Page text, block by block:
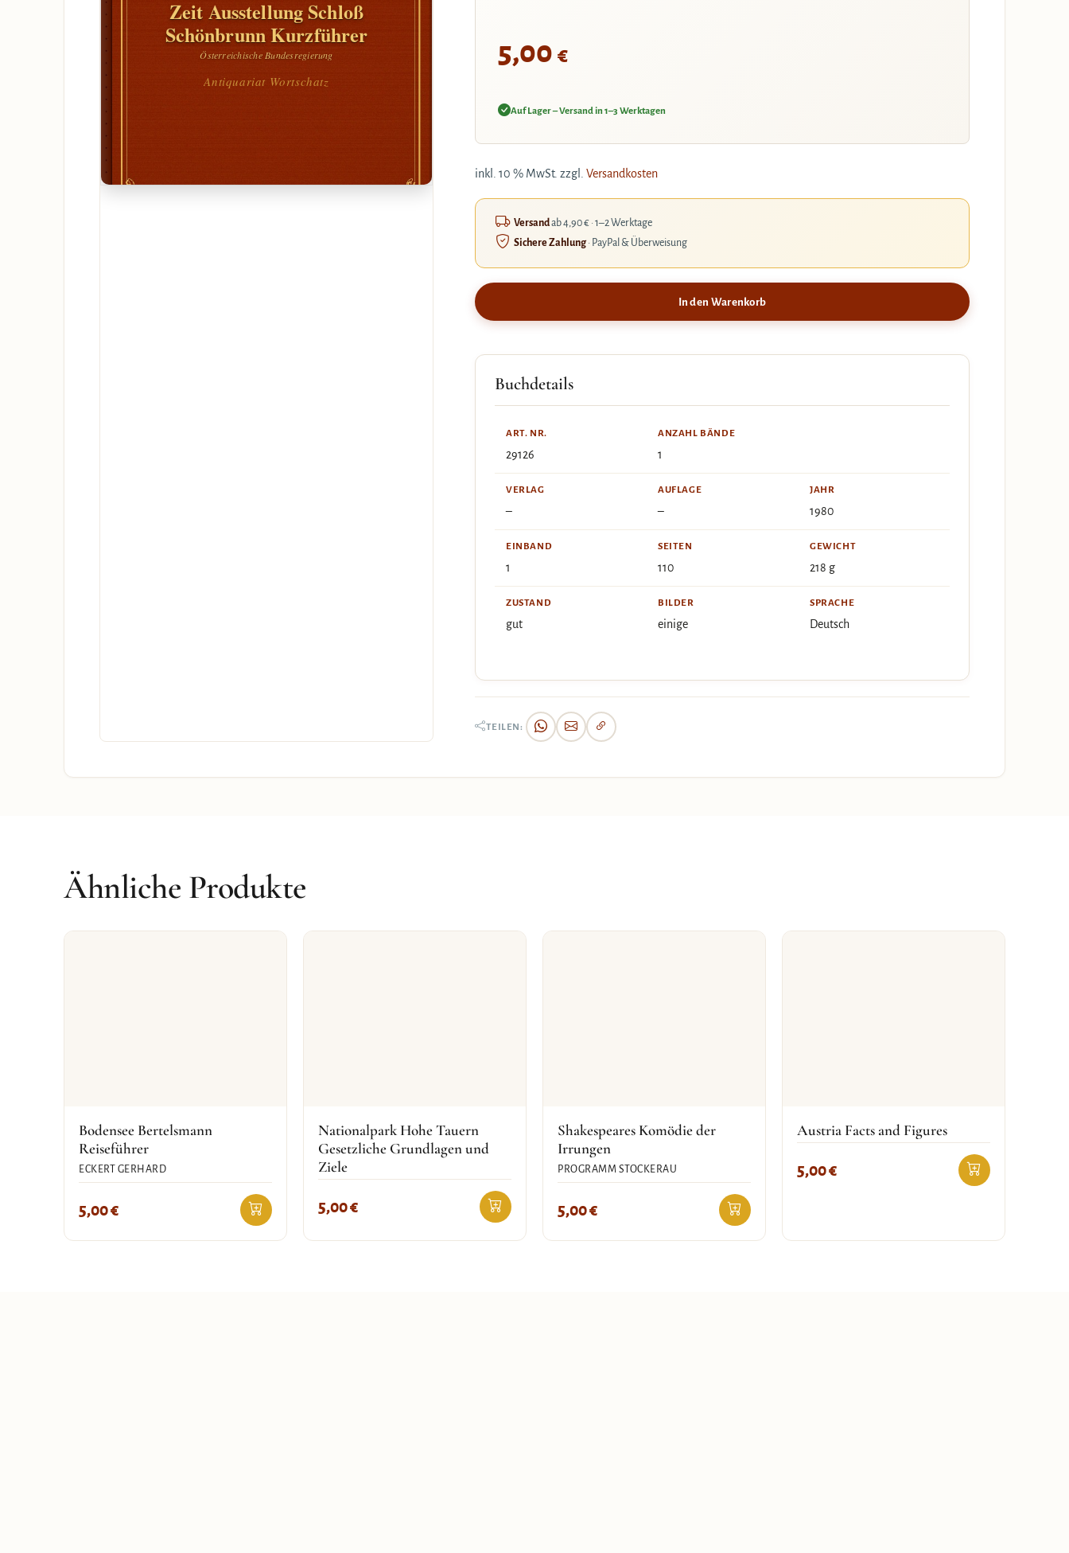
Zeit Ausstellung Schloß
Schönbrunn Kurzführer
Österreichische Bundesregierung
Antiquariat Wortschatz
5,00 €
Auf Lager – Versand in 1–3 Werktagen
inkl. 10 % MwSt. zzgl. Versandkosten
Versandab 4,90 € · 1–2 Werktage
Sichere Zahlung· PayPal & Überweisung
In den Warenkorb
Buchdetails
ART. NR.
29126
ANZAHL BÄNDE
1
VERLAG
–
AUFLAGE
–
JAHR
1980
EINBAND
1
SEITEN
110
GEWICHT
218 g
ZUSTAND
gut
BILDER
einige
SPRACHE
Deutsch
TEILEN:
Ähnliche Produkte
Bodensee Bertelsmann
Reiseführer
ECKERT GERHARD
5,00€
Nationalpark Hohe Tauern
Gesetzliche Grundlagen und
Ziele
5,00€
Shakespeares Komödie der
Irrungen
PROGRAMM STOCKERAU
5,00€
Austria Facts and Figures
5,00€